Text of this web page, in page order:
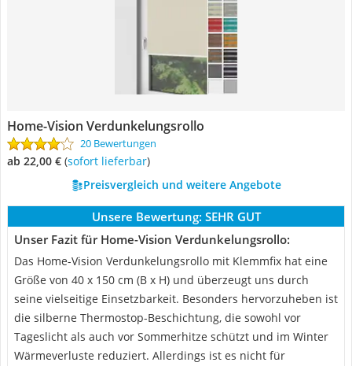
Home-Vision Verdunkelungsrollo
20 Bewertungen
ab 22,00 € ( Sofort lieferbar)
Preisvergleich und weitere Angebote
Unsere Bewertung: SEHR GUT
Unser Fazit für Home-Vision Verdunkelungsrollo:
Das Home-Vision Verdunkelungsrollo mit Klemmfix hat eine
Größe von 40 x 150 cm (B x H) und überzeugt uns durch
seine vielseitige Einsetzbarkeit. Besonders hervorzuheben ist
die silberne Thermostop-Beschichtung, die sowohl vor
Tageslicht als auch vor Sommerhitze schützt und im Winter
Wärmeverluste reduziert. Allerdings ist es nicht für